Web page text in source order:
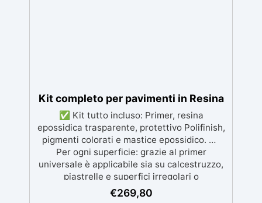
Kit completo per pavimenti in Resina
✅ Kit tutto incluso: Primer, resina
epossidica trasparente, protettivo Polifinish,
pigmenti colorati e mastice epossidico. ✅
Per ogni superficie: grazie al primer
universale è applicabile sia su calcestruzzo,
piastrelle e superfici irregolari o
danneggiate. ✅ Facile da applicare: Video
Guida completa inclusa, 3 semplici passaggi,
€269,80